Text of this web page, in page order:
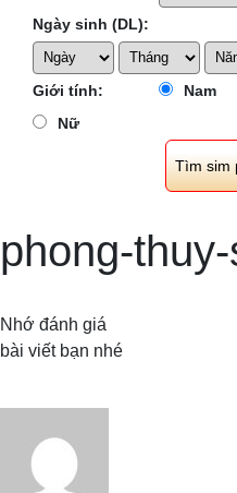
Ngày sinh (DL):
Giới tính:
Nam
Nữ
phong-
Nhớ đánh giá
bài viết bạn nhé